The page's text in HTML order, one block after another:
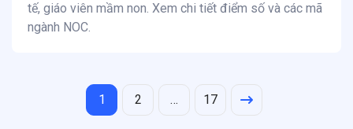
tế, giáo viên mầm non. Xem chi tiết điểm số và các mã
ngành NOC.
1 2 … 17